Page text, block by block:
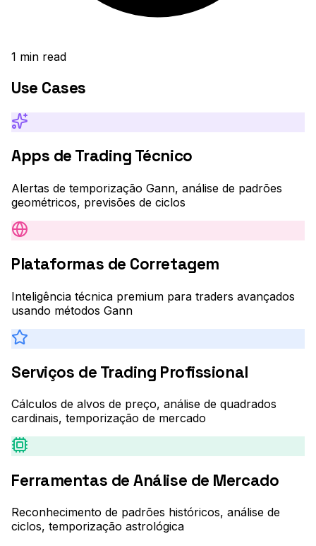
1 min read
Use Cases
Apps de Trading Técnico
Alertas de temporização Gann, análise de padrões
geométricos, previsões de ciclos
Plataformas de Corretagem
Inteligência técnica premium para traders avançados
usando métodos Gann
Serviços de Trading Profissional
Cálculos de alvos de preço, análise de quadrados
cardinais, temporização de mercado
Ferramentas de Análise de Mercado
Reconhecimento de padrões históricos, análise de
ciclos, temporização astrológica